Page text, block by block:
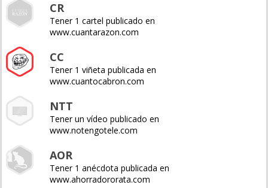
CR
Tener 1 cartel publicado en
www.cuantarazon.com
CC
Tener 1 viñeta publicada en
www.cuantocabron.com
NTT
Tener un vídeo publicado en
www.notengotele.com
AOR
Tener 1 anécdota publicada en
www.ahorradororata.com